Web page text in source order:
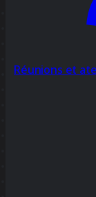
Réunions et